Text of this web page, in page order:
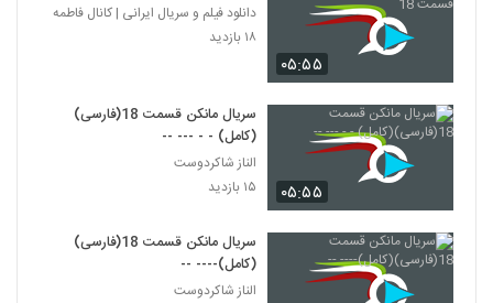
۰۵:۵۵
دانلود فیلم و سریال ایرانی | کانال فاطمه
۱۸ بازدید
۰۵:۵۵
سریال مانکن قسمت 18(فارسی)
(کامل) - - --- --
الناز شاکردوست
۱۵ بازدید
سریال مانکن قسمت 18(فارسی)
(کامل)---- --
الناز شاکردوست